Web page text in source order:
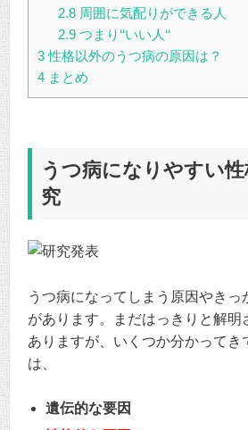
2.8周囲に気配りができる人
2.9つまり‘‘いい人‘‘
3性格以外のうつ病の原因は？
4 まとめ
うつ病になりやすい
究
うつ病になってしまう原因やき
があります。まだはっきりと解明
ありますが、いくつか分かってき
は、
遺伝的な要因